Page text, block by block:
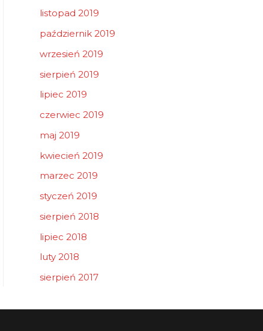
listopad 2019
październik 2019
wrzesień 2019
sierpień 2019
lipiec 2019
czerwiec 2019
maj 2019
kwiecień 2019
marzec 2019
styczeń 2019
sierpień 2018
lipiec 2018
luty 2018
sierpień 2017